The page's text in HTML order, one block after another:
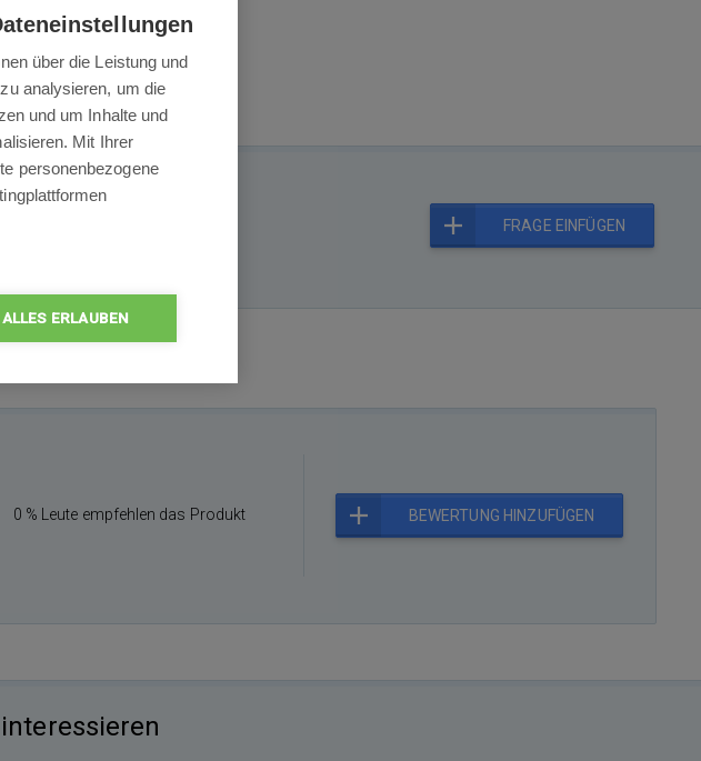
Wischtuch LG
Bot VR 59xx
FRAGE EINFÜGEN
0 % Leute empfehlen das Produkt BEWERTUNG HINZUFÜGEN
über die Leistung und
analysieren, um die
und um Inhalte und
Mit Ihrer
personenbezogene
ALLES ERLAUBEN